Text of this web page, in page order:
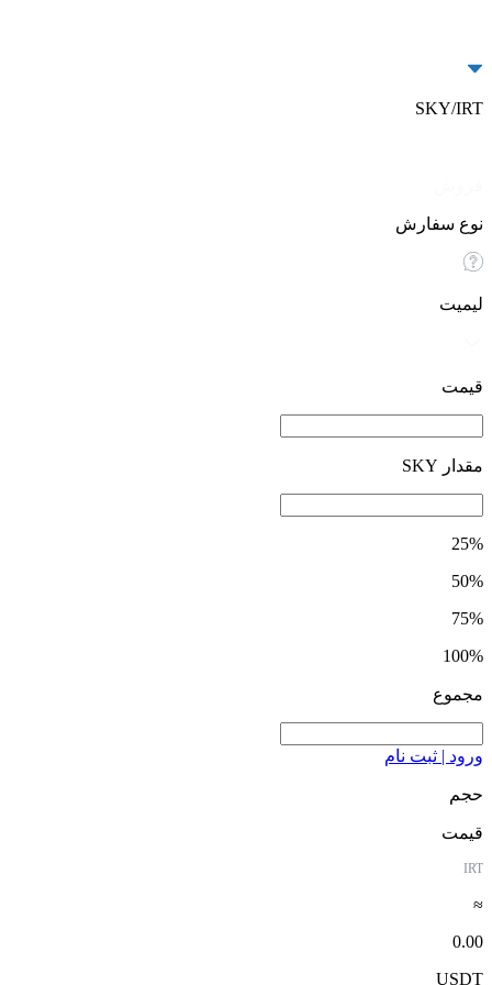
SKY/IRT
نوع سفارش
لیمیت
قیمت
مقدار SKY
25%
50%
75%
100%
مجموع
ورود | ثبت نام
حجم
قیمت
IRT
≈
0.00
USDT